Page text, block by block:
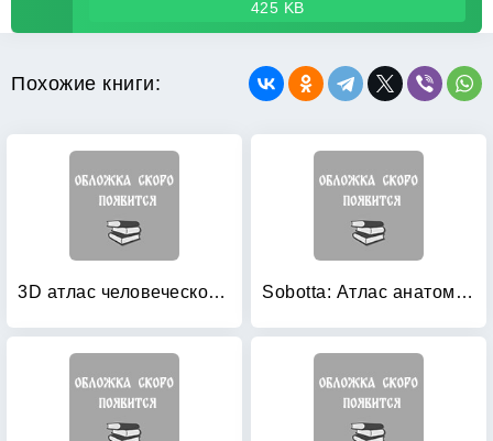
425 KB
Похожие книги:
3D атлас человеческого тела Sobotta: Атлас анатомии человека. В 2-х томах. Том 1: Голова. Шея. Верхняя конечность